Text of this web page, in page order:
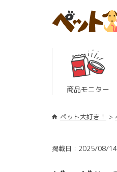
商品モニター
ペット大好き！
掲載日：2025/08/14